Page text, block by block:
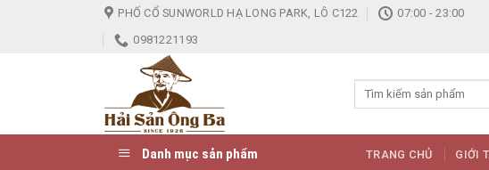
PHỐ CỔ SUNWORLD HẠ LONG PARK, LÔ C122
07:00 - 23:00
0981221193
Danh mục sản phẩm TRANG CHỦ GIỚI